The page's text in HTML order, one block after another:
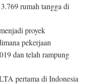
rumah tangga di
proyek
pekerjaan
dan telah rampung
pertama di Indonesia